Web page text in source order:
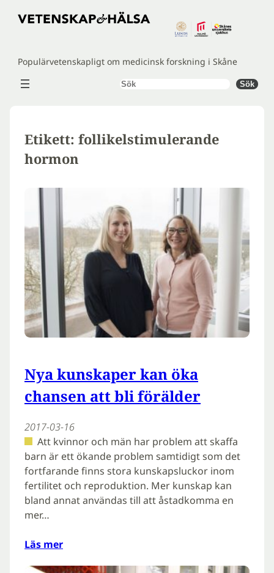
Hoppa
Populärvetenskapligt om medicinsk forskning i Skåne
Sök Sök
Etikett: follikelstimulerande
hormon
Nya kunskaper kan öka
chansen att bli förälder
2017-03-16
Att kvinnor och män har problem att skaffa
barn är ett ökande problem samtidigt som det
fortfarande finns stora kunskapsluckor inom
fertilitet och reproduktion. Mer kunskap kan
bland annat användas till att åstadkomma en
mer…
Läs mer